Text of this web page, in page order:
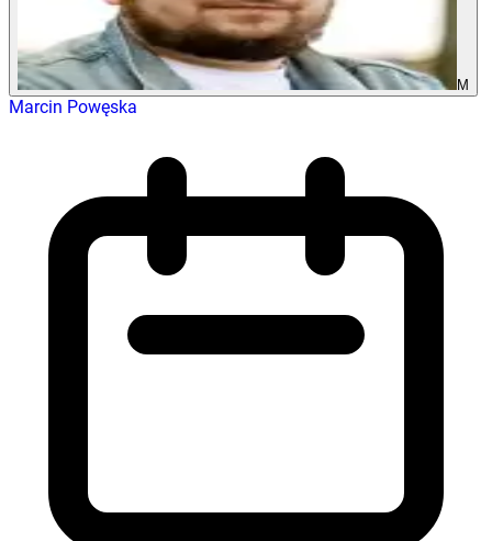
M
Marcin Powęska